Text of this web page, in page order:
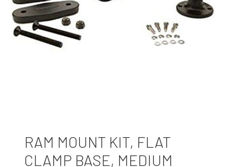
RAM MOUNT KIT, FLAT
CLAMP BASE, MEDIUM